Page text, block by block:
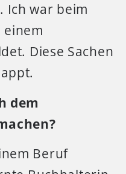
Ich war beim
einem
Diese Sachen
dem
Beruf